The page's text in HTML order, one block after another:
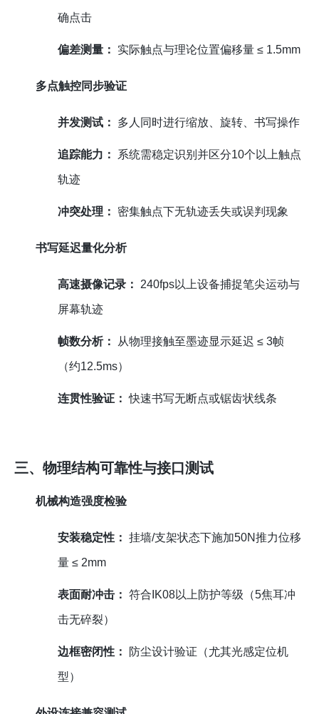
确点击
偏差测量： 实际触点与理论位置偏移量 ≤ 1.5mm
多点触控同步验证
并发测试： 多人同时进行缩放、旋转、书写操作
追踪能力： 系统需稳定识别并区分10个以上触点
轨迹
冲突处理： 密集触点下无轨迹丢失或误判现象
书写延迟量化分析
高速摄像记录： 240fps以上设备捕捉笔尖运动与
屏幕轨迹
帧数分析： 从物理接触至墨迹显示延迟 ≤ 3帧
（约12.5ms）
连贯性验证： 快速书写无断点或锯齿状线条
三、物理结构可靠性与接口测试
机械构造强度检验
安装稳定性： 挂墙/支架状态下施加50N推力位移
量 ≤ 2mm
表面耐冲击： 符合IK08以上防护等级（5焦耳冲
击无碎裂）
边框密闭性： 防尘设计验证（尤其光感定位机
型）